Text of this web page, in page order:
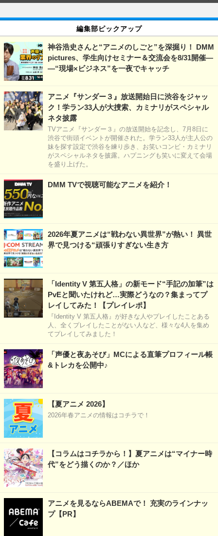
編集部ピックアップ
神谷浩史さんと“アニメのしごと”を深掘り！ DMM
pictures、学生向けセミナー＆交流会を8/31開催―
―“現場×ビジネス”を一夜でキャッチ
アニメ『サンダー３』放送開始日に渋谷をジャッ
ク！学ラン33人が大捜索、カミナリがスペシャル
ネタ披露
TVアニメ『サンダー３』の放送開始を記念し、7月8日に
渋谷で街頭イベントが開催された。学ラン33人が主人公の
妹を探す設定で渋谷を練り歩き、お笑いコンビ・カミナリ
がスペシャルネタを披露。ハプニングも笑いに変えて会場
を盛り上げた。
DMM TVで視聴可能なアニメを紹介！
2026年夏アニメは“戦わない異世界”が熱い！ 異世
界で見つける“頑張りすぎない生き方
「Identity V 第五人格」の新モード“手記の加筆”は
PvEと聞いたけれど…実際どうなの？集まってプ
レイしてみた！【プレイレポ】
『Identity V 第五人格』が好きな人やプレイしたことある
人、全くプレイしたことがない人など、様々な4人を集め
てプレイしてみました！
「声優と夜あそび」MCによる直筆プロフィール帳
&トレカを公開中♪
【夏アニメ 2026】
2026年春アニメの情報はコチラで！
【コラムはコチラから！】夏アニメは“マイナー時
代”をどう描くのか？／ほか
アニメを見るならABEMAで！ 充実のラインナッ
プ【PR】